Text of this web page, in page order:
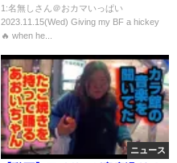
prank 😂 BL #couple #gay #bl
#hickey
1:名無しさん＠おカマいっぱい
2023.11.15(Wed) Giving my BF a hickey
🔥 when he...
ニュース